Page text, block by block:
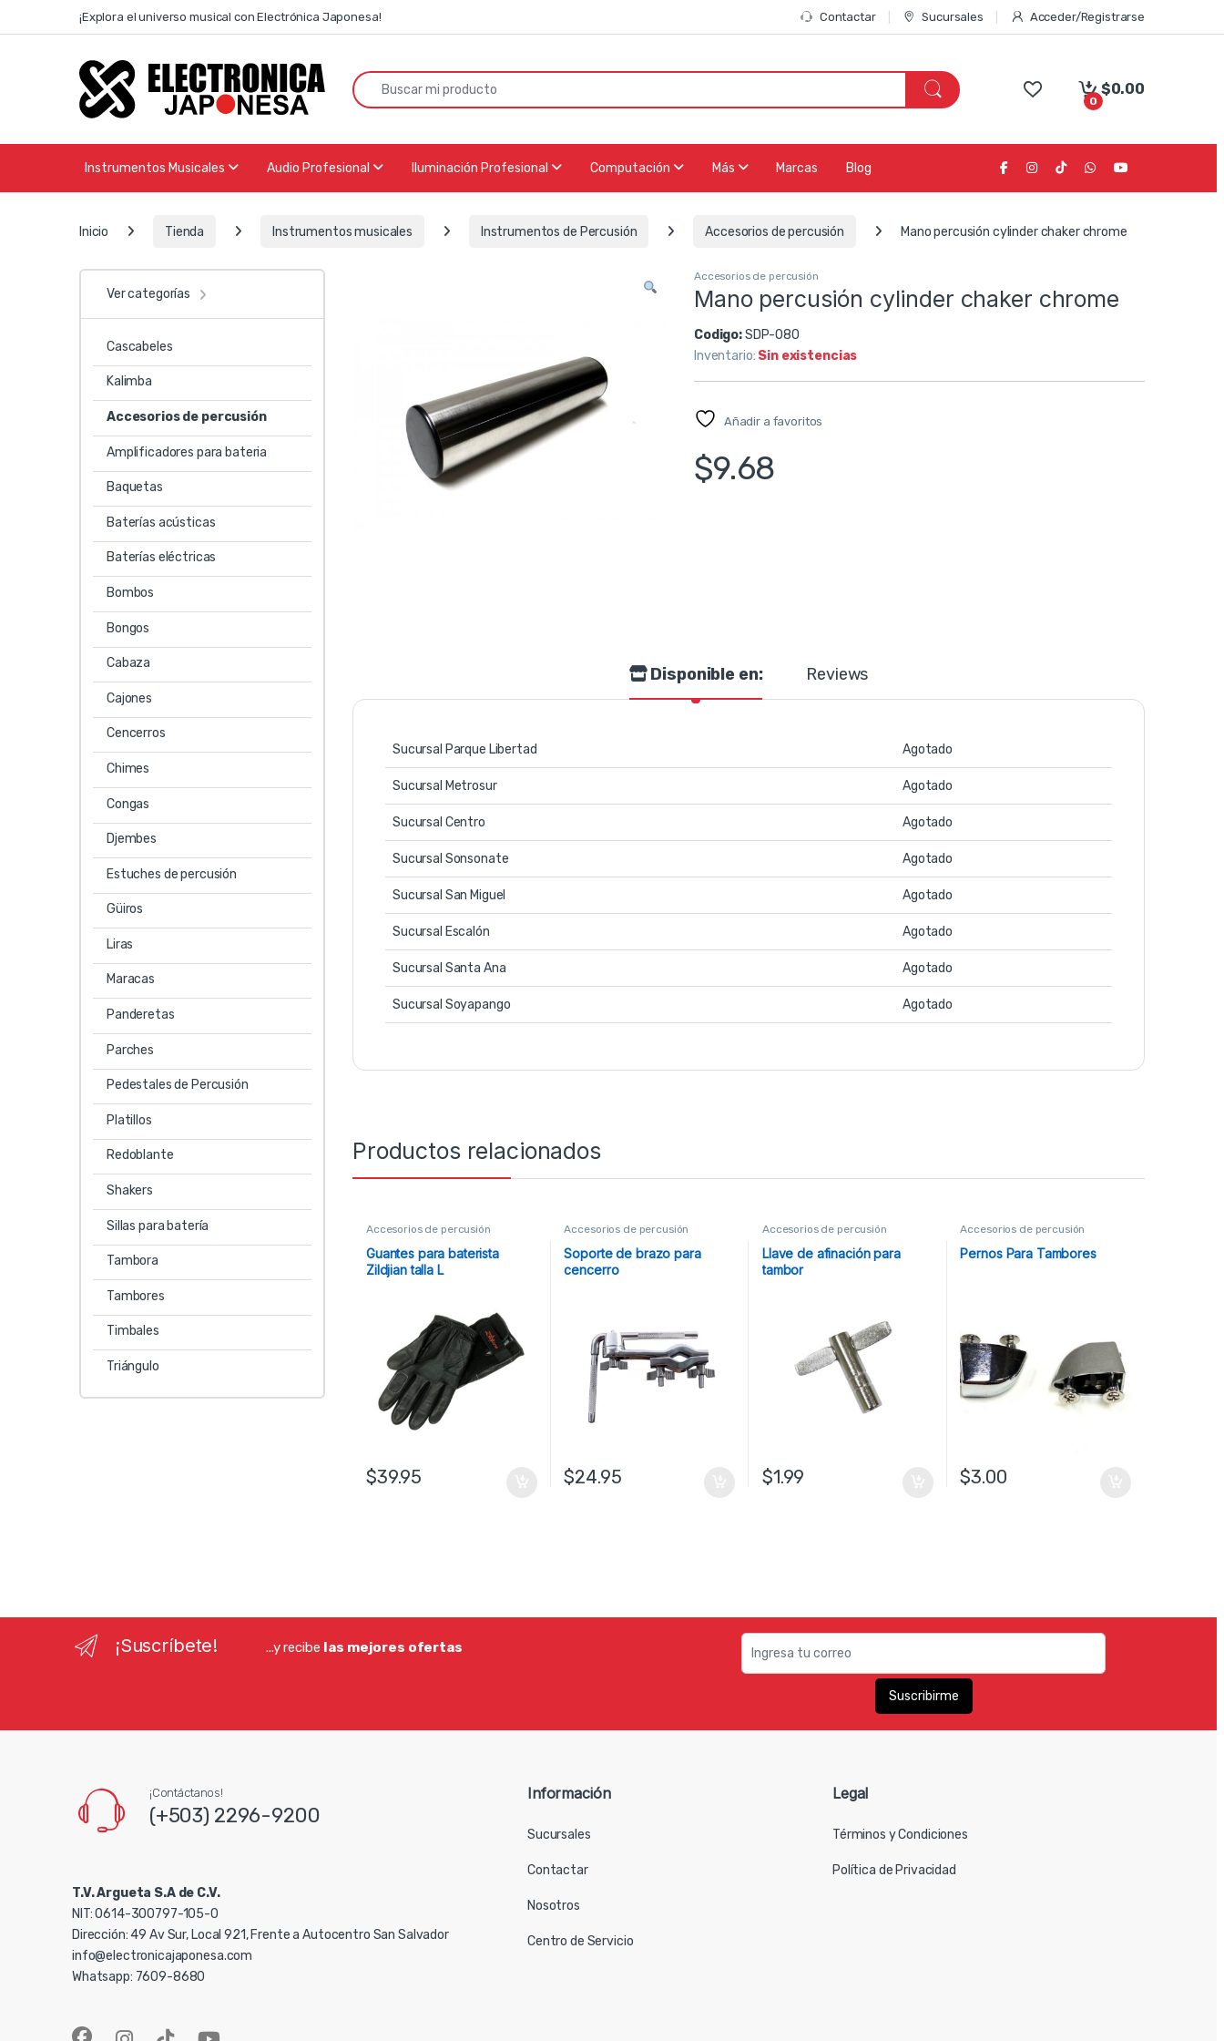
Skip to navigation
Skip to content¡Explora el universo musical con Electrónica Japonesa! Contactar Sucursales Acceder/Registrarse
Search for:
0
$0.00
Instrumentos Musicales Audio Profesional Iluminación Profesional Computación Más Marcas Blog
Inicio Tienda Instrumentos musicales Instrumentos de Percusión Accesorios de percusión Mano percusión cylinder chaker chrome
Accesorios de percusión
Mano percusión cylinder chaker chrome
Codigo:SDP-080
Inventario: Sin existencias
Añadir a favoritos
$9.68
Disponible en: Reviews
Sucursal Parque Libertad Agotado
Sucursal Metrosur Agotado
Sucursal Centro Agotado
Sucursal Sonsonate Agotado
Sucursal San Miguel Agotado
Sucursal Escalón Agotado
Sucursal Santa Ana Agotado
Sucursal Soyapango Agotado
Productos relacionados
Accesorios de percusión
Guantes para baterista
Zildjian talla L
$39.95
Accesorios de percusión
Soporte de brazo para
cencerro
$24.95
Accesorios de percusión
Llave de afinación para
tambor
$1.99
Accesorios de percusión
Pernos Para Tambores
$3.00
Ver categorías
Cascabeles
Kalimba
Accesorios de percusión
Amplificadores para bateria
Baquetas
Baterías acústicas
Baterías eléctricas
Bombos
Bongos
Cabaza
Cajones
Cencerros
Chimes
Congas
Djembes
Estuches de percusión
Güiros
Liras
Maracas
Panderetas
Parches
Pedestales de Percusión
Platillos
Redoblante
Shakers
Sillas para batería
Tambora
Tambores
Timbales
Triángulo
¡Suscríbete! ...y recibe las mejores ofertas
¡Contáctanos!
(+503) 2296-9200
T.V. Argueta S.A de C.V.
NIT: 0614-300797-105-0
Dirección: 49 Av Sur, Local 921, Frente a Autocentro San Salvador
info@electronicajaponesa.com
Whatsapp: 7609-8680
Información
Sucursales
Contactar
Nosotros
Centro de Servicio
Legal
Términos y Condiciones
Política de Privacidad